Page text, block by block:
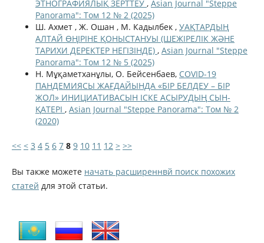
ЭТНОГРАФИЯЛЫҚ ЗЕРТТЕУ , Asian Journal "Steppe
Panorama": Том 12 № 2 (2025)
Ш. Ахмет , Ж. Ошан , М. Кадылбек , УАҚТАРДЫҢ
АЛТАЙ ӨҢІРІНЕ ҚОНЫСТАНУЫ (ШЕЖІРЕЛІК ЖӘНЕ
ТАРИХИ ДЕРЕКТЕР НЕГІЗІНДЕ) , Asian Journal "Steppe
Panorama": Том 12 № 5 (2025)
Н. Мұқаметханұлы, О. Бейсенбаев, COVID-19
ПАНДЕМИЯСЫ ЖАҒДАЙЫНДА «БІР БЕЛДЕУ – БІР
ЖОЛ» ИНИЦИАТИВАСЫН ІСКЕ АСЫРУДЫҢ СЫН-
ҚАТЕРІ , Asian Journal "Steppe Panorama": Том № 2
(2020)
<< < 3 4 5 6 7 8 9 10 11 12 > >>
Вы также можете начать расширеннвй поиск похожих
статей для этой статьи.